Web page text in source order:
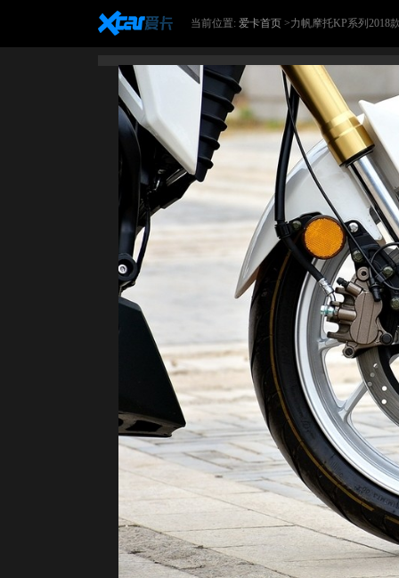
当前位置: 爱卡首页 >力帆摩托KP系列2018